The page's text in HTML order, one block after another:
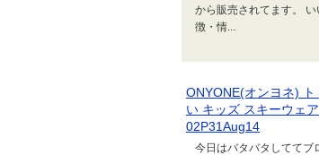
から販売されてます。
徴・情...
ONYONE(オンヨネ)
い キッズ スキーウェ
02P31Aug14
今日はバタバタしててブ